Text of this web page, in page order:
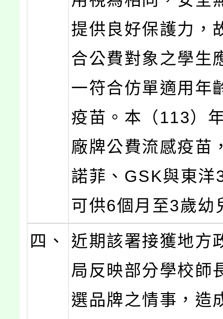
提供良好保護力，
合公費對象之學生
一符合仿單適用年
疫苗。本（113）
廠牌公費流感疫苗
諾菲、GSK與東洋
可供6個月至3歲幼
四、
近期該署接獲地方
局反映部分學校師
選品牌之情事，造